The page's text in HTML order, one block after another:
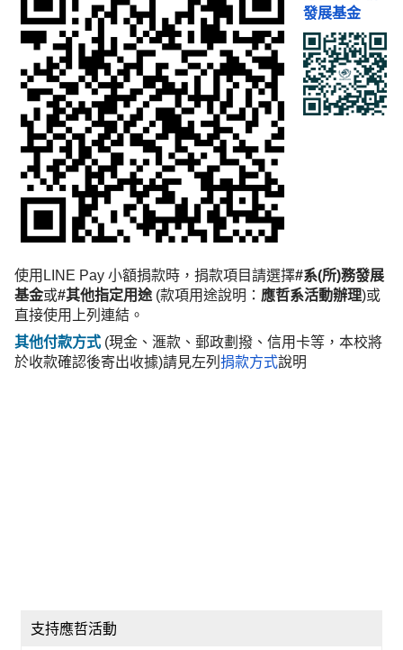
發展基金
使用LINE Pay 小額捐款時，捐款項目請選擇#系(所)務發展
基金或#其他指定用途 (款項用途說明： 應哲系活動辦理)或
直接使用上列連結。
其他付款方式 (現金、滙款、郵政劃撥、信用卡等，本校將
於收款確認後寄出收據)請見左列捐款方式說明
支持應哲活動